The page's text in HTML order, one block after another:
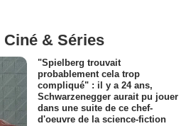
& Séries
"Spielberg trouvait
probablement cela trop
compliqué" : il y a 24 ans,
Schwarzenegger aurait pu jouer
dans une suite de ce chef-
d'oeuvre de la science-fiction